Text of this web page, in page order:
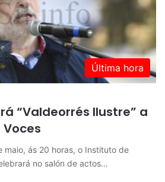
Última hora
“Valdeorrés Ilustre” a
maio, ás 20 horas, o Instituto de
no salón de actos…